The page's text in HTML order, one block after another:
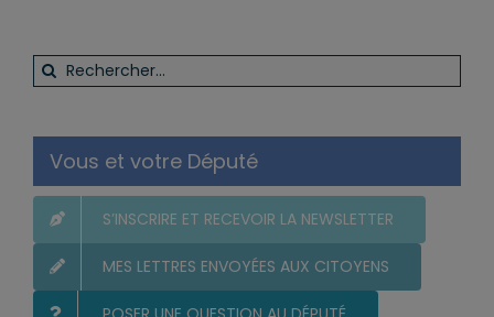
Rechercher:
Vous et votre Député
MES LETTRES ENVOYÉES AUX CITOYENS